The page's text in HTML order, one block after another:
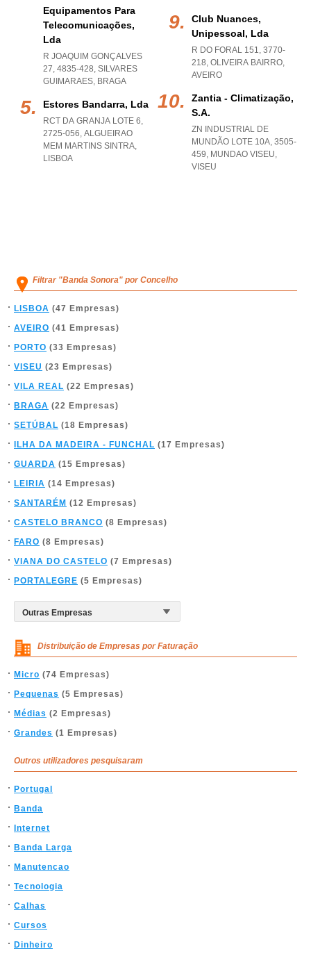
Equipamentos Para
Telecomunicações,
Lda
R JOAQUIM GONÇALVES
27, 4835-428, SILVARES
GUIMARAES, BRAGA
Estores Bandarra, Lda
RCT DA GRANJA LOTE 6,
2725-056, ALGUEIRAO
MEM MARTINS SINTRA,
LISBOA
Club Nuances,
Unipessoal, Lda
R DO FORAL 151, 3770-
218, OLIVEIRA BAIRRO,
AVEIRO
Zantia - Climatização,
S.a.
ZN INDUSTRIAL DE
MUNDÃO LOTE 10A, 3505-
459, MUNDAO VISEU,
VISEU
Filtrar "Banda Sonora" por Concelho
LISBOA (47 Empresas)
AVEIRO (41 Empresas)
PORTO (33 Empresas)
VISEU (23 Empresas)
VILA REAL (22 Empresas)
BRAGA (22 Empresas)
SETÚBAL (18 Empresas)
ILHA DA MADEIRA - FUNCHAL (17 Empresas)
GUARDA (15 Empresas)
LEIRIA (14 Empresas)
SANTARÉM (12 Empresas)
CASTELO BRANCO (8 Empresas)
FARO (8 Empresas)
VIANA DO CASTELO (7 Empresas)
PORTALEGRE (5 Empresas)
Distribuição de Empresas por Faturação
Micro (74 Empresas)
Pequenas (5 Empresas)
Médias (2 Empresas)
Grandes (1 Empresas)
Outros utilizadores pesquisaram
Portugal
Banda
Internet
Banda Larga
Manutencao
Tecnologia
Calhas
Cursos
Dinheiro